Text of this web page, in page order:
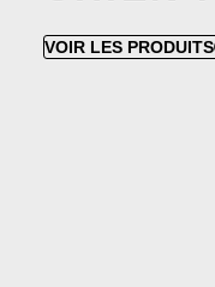
VOIR LES PRODUITS